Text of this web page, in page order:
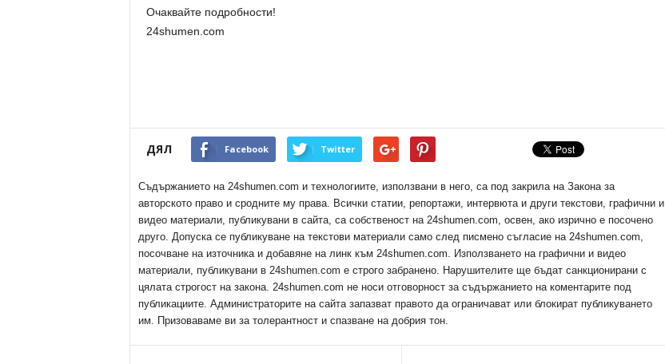
Очаквайте подробности!
24shumen.com
ДЯЛ Facebook Twitter
Съдържанието на 24shumen.com и технологиите, използвани в него, са под закрила на Закона за
авторското право и сродните му права. Всички статии, репортажи, интервюта и други текстови, графични и
видео материали, публикувани в сайта, са собственост на 24shumen.com, освен, ако изрично е посочено
друго. Допуска се публикуване на текстови материали само след писмено съгласие на 24shumen.com,
посочване на източника и добавяне на линк към 24shumen.com. Използването на графични и видео
материали, публикувани в 24shumen.com е строго забранено. Нарушителите ще бъдат санкционирани с
цялата строгост на закона. 24shumen.com не носи отговорност за съдържанието на коментарите под
публикациите. Администраторите на сайта запазват правото да ограничават или блокират публикуването
им. Призоваваме ви за толерантност и спазване на добрия тон.